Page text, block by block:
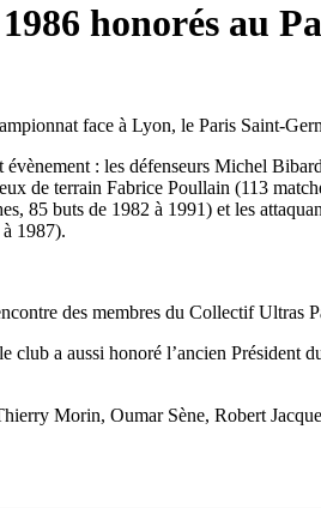
honorés au
face à Lyon, le Paris Saint-
: les défenseurs Michel
de terrain Fabrice Poullain (113
85 buts de 1982 à 1991) et les
1987).
des membres du Collectif Ultras
club a aussi honoré l’ancien
Morin, Oumar Sène, Robert